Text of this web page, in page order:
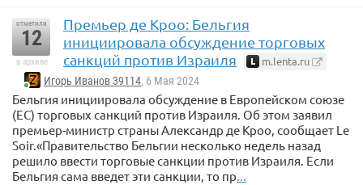
отметили
12
в архиве
Премьер де Кроо: Бельгия
инициировала обсуждение торговых
санкций против Израиля
m.lenta.ru
Игорь Иванов 39114, 6 Мая 2024
Бельгия инициировала обсуждение в Европейском союзе
(ЕС) торговых санкций против Израиля. Об этом заявил
премьер-министр страны Александр де Кроо, сообщает Le
Soir.«Правительство Бельгии несколько недель назад
решило ввести торговые санкции против Израиля. Если
Бельгия сама введет эти санкции, то пр...